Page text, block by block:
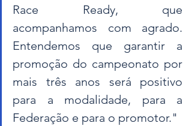
Race Ready, que
acompanhamos com agrado.
Entendemos que garantir a
promoção do campeonato por
mais três anos será positivo
para a modalidade, para a
Federação e para o promotor."